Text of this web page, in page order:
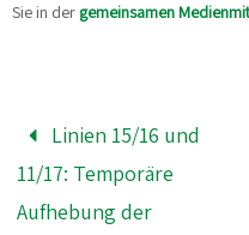
Sie in der gemeinsamen
Linien 15/16 und
11/17: Temporäre
Aufhebung der